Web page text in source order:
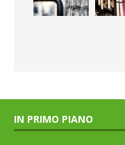
IN PRIMO PIANO